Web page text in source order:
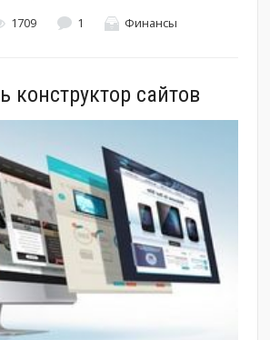
1709 1 Финансы
конструктор сайтов